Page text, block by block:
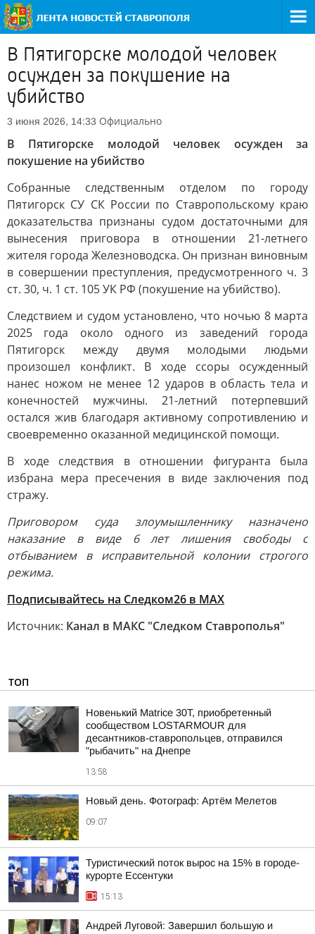
В Пятигорске молодой человек
осужден за покушение на
убийство
3 июня 2026, 14:33 Официально
В Пятигорске молодой человек осужден за
покушение на убийство
Собранные следственным отделом по городу
Пятигорск СУ СК России по Ставропольскому краю
доказательства признаны судом достаточными для
вынесения приговора в отношении 21-летнего
жителя города Железноводска. Он признан виновным
в совершении преступления, предусмотренного ч. 3
ст. 30, ч. 1 ст. 105 УК РФ (покушение на убийство).
Следствием и судом установлено, что ночью 8 марта
2025 года около одного из заведений города
Пятигорск между двумя молодыми людьми
произошел конфликт. В ходе ссоры осужденный
нанес ножом не менее 12 ударов в область тела и
конечностей мужчины. 21-летний потерпевший
остался жив благодаря активному сопротивлению и
своевременно оказанной медицинской помощи.
В ходе следствия в отношении фигуранта была
избрана мера пресечения в виде заключения под
стражу.
Приговором суда злоумышленнику назначено
наказание в виде 6 лет лишения свободы с
отбыванием в исправительной колонии строгого
режима.
Подписывайтесь на Следком26 в МАХ
Источник: Канал в МАКС "Следком Ставрополья"
ТОП
Новенький Matrice 30T, приобретенный
сообществом LOSTARMOUR для
десантников-ставропольцев, отправился
"рыбачить" на Днепре
13:58
Новый день. Фотограф: Артём Мелетов
09:07
Туристический поток вырос на 15% в городе-
курорте Ессентуки
15:13
Андрей Луговой: Завершил большую и